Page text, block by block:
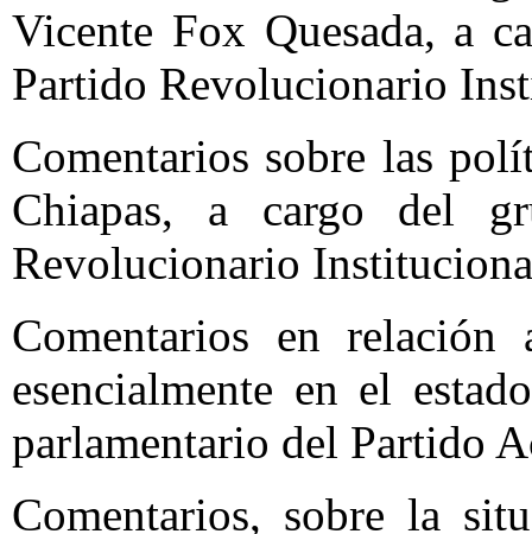
Vicente Fox Quesada, a
Partido Revolucionario
Comentarios sobre las
Chiapas, a cargo del
Revolucionario
Comentarios en
esencialmente en el
parlamentario del Partido
Comentarios, sobre la